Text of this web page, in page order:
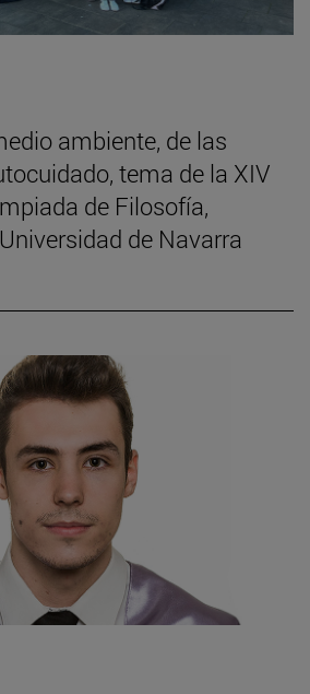
ambiente, de las
tema de la XIV
de Filosofía,
de Navarra